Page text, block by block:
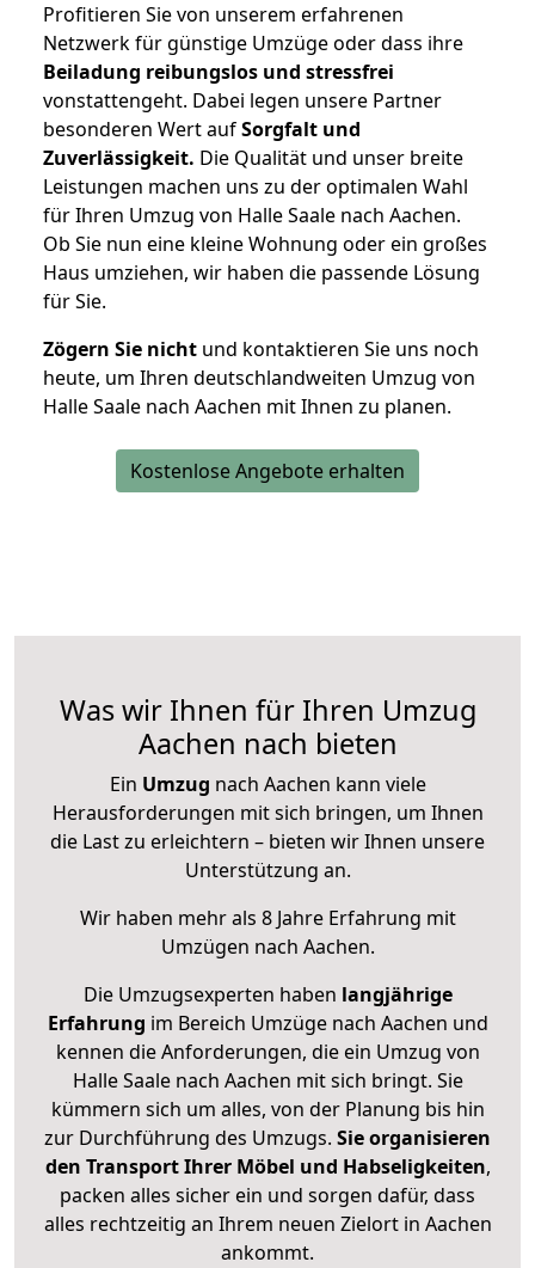
Profitieren Sie von unserem erfahrenen
Netzwerk für günstige Umzüge oder dass ihre
Beiladung reibungslos und stressfrei
vonstattengeht. Dabei legen unsere Partner
besonderen Wert aufSorgfalt und
Zuverlässigkeit. Die Qualität und unser breite
Leistungen machen uns zu der optimalen Wahl
für Ihren Umzug von Halle Saale nach Aachen.
Ob Sie nun eine kleine Wohnung oder ein großes
Haus umziehen, wir haben die passende Lösung
für Sie.
Zögern Sie nicht und kontaktieren Sie uns noch
heute, um Ihren deutschlandweiten Umzug von
Halle Saale nach Aachen mit Ihnen zu planen.
Kostenlose Angebote erhalten
Was wir Ihnen für Ihren Umzug
Aachen nach bieten
Ein Umzug nach Aachen kann viele
Herausforderungen mit sich bringen, um Ihnen
die Last zu erleichtern – bieten wir Ihnen unsere
Unterstützung an.
Wir haben mehr als 8 Jahre Erfahrung mit
Umzügen nach Aachen.
Die Umzugsexperten haben langjährige
Erfahrung im Bereich Umzüge nach Aachen und
kennen die Anforderungen, die ein Umzug von
Halle Saale nach Aachen mit sich bringt. Sie
kümmern sich um alles, von der Planung bis hin
zur Durchführung des Umzugs. Sie organisieren
den Transport Ihrer Möbel und Habseligkeiten,
packen alles sicher ein und sorgen dafür, dass
alles rechtzeitig an Ihrem neuen Zielort in Aachen
ankommt.